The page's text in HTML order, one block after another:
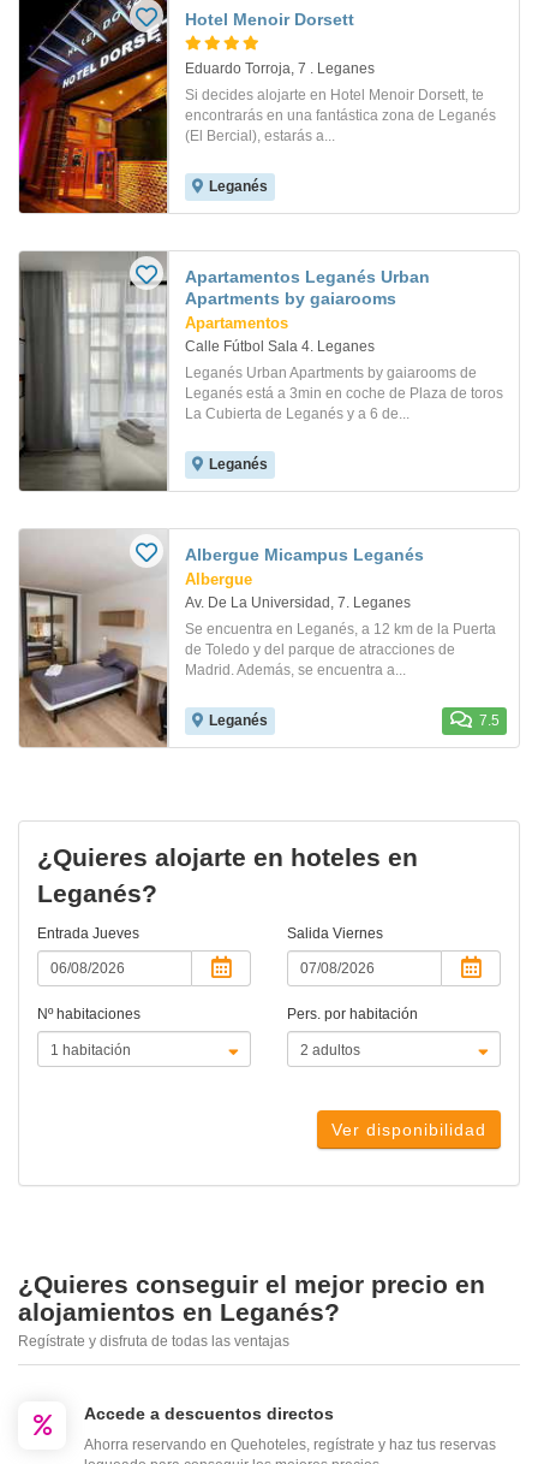
Hotel Menoir Dorsett
Eduardo Torroja, 7 . Leganes
Si decides alojarte en Hotel Menoir Dorsett, te
encontrarás en una fantástica zona de Leganés
(El Bercial), estarás a...
Leganés
Apartamentos Leganés Urban
Apartments by gaiarooms
Apartamentos
Calle Fútbol Sala 4. Leganes
Leganés Urban Apartments by gaiarooms de
Leganés está a 3min en coche de Plaza de toros
La Cubierta de Leganés y a 6 de...
Leganés
Albergue Micampus Leganés
Albergue
Av. De La Universidad, 7. Leganes
Se encuentra en Leganés, a 12 km de la Puerta
de Toledo y del parque de atracciones de
Madrid. Además, se encuentra a...
Leganés 7.5
¿Quieres alojarte en hoteles en
Leganés?
Entrada Jueves Salida Viernes
Nº habitaciones Pers. por habitación
Ver disponibilidad
¿Quieres conseguir el mejor precio en
alojamientos en Leganés?
Regístrate y disfruta de todas las ventajas
Accede a descuentos directos
Ahorra reservando en Quehoteles, regístrate y haz tus reservas